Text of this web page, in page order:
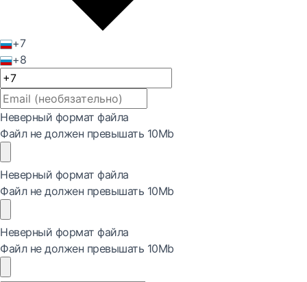
+7
+8
Неверный формат файла
Файл не должен превышать 10Mb
Неверный формат файла
Файл не должен превышать 10Mb
Неверный формат файла
Файл не должен превышать 10Mb